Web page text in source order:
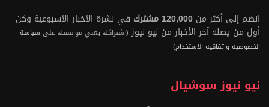
انضم إلى أكثر من 120,000 مشترك
في نشرة الأخبار الأسبوعية وكن
أول من يصله آخر الأخبار من نيو نيوز (اشتراكك يعني موافقتك على سياسة
الخصوصية واتفاقية الاستخدام)
نيو نيوز سوشيال